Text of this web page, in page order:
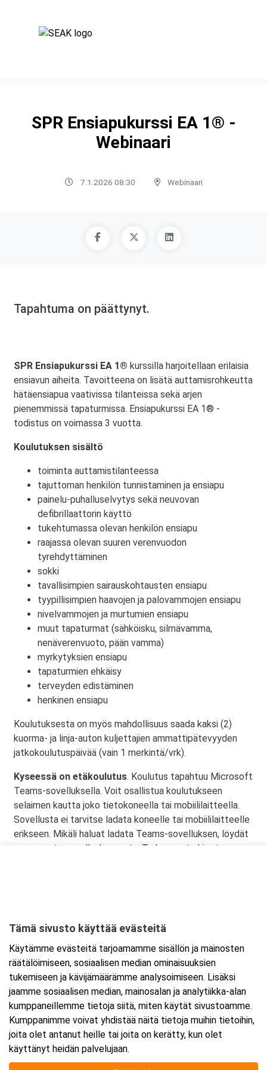
SPR Ensiapukurssi EA 1® -
Webinaari
7.1.2026 08:30 Webinaari
Tapahtuma on päättynyt.
SPR Ensiapukurssi EA 1® kurssilla harjoitellaan erilaisia
ensiavun aiheita. Tavoitteena on lisätä auttamisrohkeutta
hätäensiapua vaativissa tilanteissa sekä arjen
pienemmissä tapaturmissa. Ensiapukurssi EA 1® -
todistus on voimassa 3 vuotta.
Koulutuksen sisältö
toiminta auttamistilanteessa
tajuttoman henkilön tunnistaminen ja ensiapu
painelu-puhalluselvytys sekä neuvovan
defibrillaattorin käyttö
tukehtumassa olevan henkilön ensiapu
raajassa olevan suuren verenvuodon
tyrehdyttäminen
sokki
tavallisimpien sairauskohtausten ensiapu
tyypillisimpien haavojen ja palovammojen ensiapu
nivelvammojen ja murtumien ensiapu
muut tapaturmat (sähköisku, silmävamma,
nenäverenvuoto, pään vamma)
myrkytyksien ensiapu
tapaturmien ehkäisy
terveyden edistäminen
henkinen ensiapu
Koulutuksesta on myös mahdollisuus saada kaksi (2)
kuorma- ja linja-auton kuljettajien ammattipätevyyden
jatkokoulutuspäivää (vain 1 merkintä/vrk).
Kyseessä on etäkoulutus. Koulutus tapahtuu Microsoft
Teams-sovelluksella. Voit osallistua koulutukseen
selaimen kautta joko tietokoneella tai mobiililaitteella.
Sovellusta ei tarvitse ladata koneelle tai mobiililaitteelle
erikseen. Mikäli haluat ladata Teams-sovelluksen, löydät
sen omasta sovelluskaupasta. Tarkemmat ohjeet
Ajankohta
Alkaa:7.1.2026 08:30
Päättyy:8.1.2026 15:30
Lisää tapahtuma kalenteriisi
Tämä sivusto käyttää evästeitä
Käytämme evästeitä tarjoamamme sisällön ja mainosten
räätälöimiseen, sosiaalisen median ominaisuuksien
tukemiseen ja kävijämäärämme analysoimiseen. Lisäksi
jaamme sosiaalisen median, mainosalan ja analytiikka-alan
kumppaneillemme tietoja siitä, miten käytät sivustoamme.
Kumppanimme voivat yhdistää näitä tietoja muihin tietoihin,
joita olet antanut heille tai joita on kerätty, kun olet
käyttänyt heidän palvelujaan.